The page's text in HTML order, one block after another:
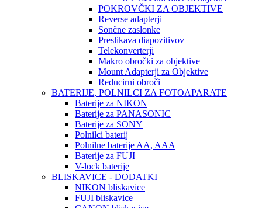
POKROVČKI ZA OBJEKTIVE
Reverse adapterji
Sončne zaslonke
Preslikava diapozitivov
Telekonverterji
Makro obročki za objektive
Mount Adapterji za Objektive
Reducirni obroči
BATERIJE, POLNILCI ZA FOTOAPARATE
Baterije za NIKON
Baterije za PANASONIC
Baterije za SONY
Polnilci baterij
Polnilne baterije AA, AAA
Baterije za FUJI
V-lock baterije
BLISKAVICE - DODATKI
NIKON bliskavice
FUJI bliskavice